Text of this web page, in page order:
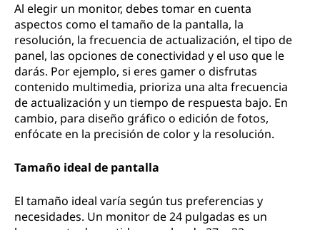
Al elegir un monitor, debes tomar en cuenta
aspectos como el tamaño de la pantalla, la
resolución, la frecuencia de actualización, el tipo de
panel, las opciones de conectividad y el uso que le
darás. Por ejemplo, si eres gamer o disfrutas
contenido multimedia, prioriza una alta frecuencia
de actualización y un tiempo de respuesta bajo. En
cambio, para diseño gráfico o edición de fotos,
enfócate en la precisión de color y la resolución.
Tamaño ideal de pantalla
El tamaño ideal varía según tus preferencias y
necesidades. Un monitor de 24 pulgadas es un